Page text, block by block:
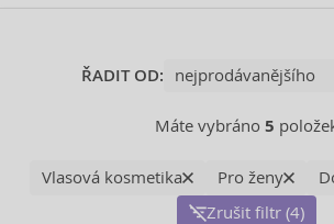
ŘADIT OD:
Máte vybráno 5
Vlasová kosmetika Pro ženy
Zrušit filtr (4)